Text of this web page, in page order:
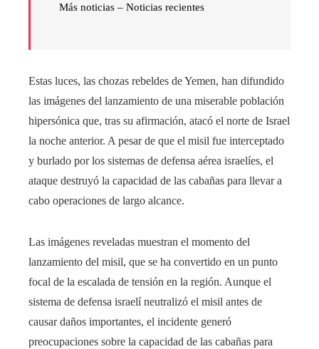
Más noticias – Noticias recientes
Estas luces, las chozas rebeldes de Yemen, han difundido
las imágenes del lanzamiento de una miserable población
hipersónica que, tras su afirmación, atacó el norte de Israel
la noche anterior. A pesar de que el misil fue interceptado
y burlado por los sistemas de defensa aérea israelíes, el
ataque destruyó la capacidad de las cabañas para llevar a
cabo operaciones de largo alcance.
Las imágenes reveladas muestran el momento del
lanzamiento del misil, que se ha convertido en un punto
focal de la escalada de tensión en la región. Aunque el
sistema de defensa israelí neutralizó el misil antes de
causar daños importantes, el incidente generó
preocupaciones sobre la capacidad de las cabañas para